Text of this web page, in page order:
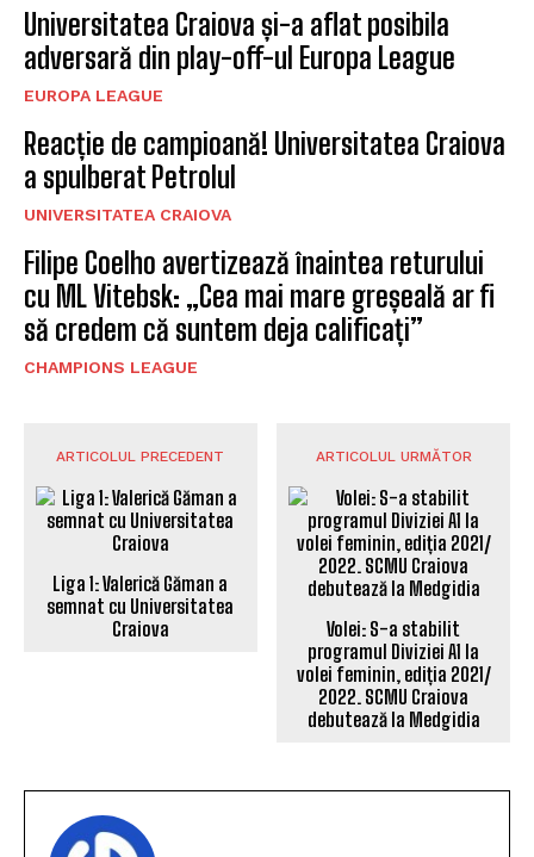
Universitatea Craiova și-a aflat posibila
adversară din play-off-ul Europa League
EUROPA LEAGUE
Reacție de campioană! Universitatea Craiova
a spulberat Petrolul
UNIVERSITATEA CRAIOVA
Filipe Coelho avertizează înaintea returului
cu ML Vitebsk: „Cea mai mare greșeală ar fi
să credem că suntem deja calificați”
CHAMPIONS LEAGUE
ARTICOLUL PRECEDENT
Liga 1: Valerică Găman a
semnat cu Universitatea
Craiova
ARTICOLUL URMĂTOR
Volei: S-a stabilit
programul Diviziei A1 la
volei feminin, ediția 2021/
2022. SCMU Craiova
debutează la Medgidia